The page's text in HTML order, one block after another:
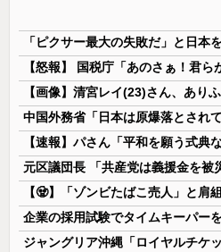
【画像】清宮レイ(23)さん、あり